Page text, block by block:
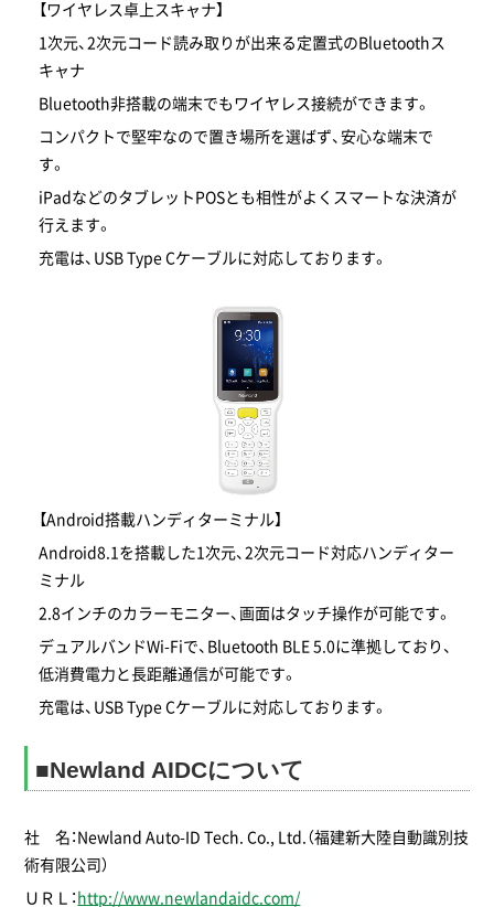
【ワイヤレス卓上スキャナ】
1次元、2次元コード読み取りが出来る定置式のBluetoothス
キャナ
Bluetooth非搭載の端末でもワイヤレス接続ができます。
コンパクトで堅牢なので置き場所を選ばず、安心な端末で
す。
iPadなどのタブレットPOSとも相性がよくスマートな決済が
行えます。
充電は、USB Type Cケーブルに対応しております。
【Android搭載ハンディターミナル】
Android8.1を搭載した1次元、2次元コード対応ハンディター
ミナル
2.8インチのカラーモニター、画面はタッチ操作が可能です。
デュアルバンドWi-Fiで、Bluetooth BLE 5.0に準拠しており、
低消費電力と長距離通信が可能です。
充電は、USB Type Cケーブルに対応しております。
■Newland AIDCについて
社 名：Newland Auto-ID Tech. Co., Ltd.（福建新大陸自動識別技
術有限公司）
ＵＲＬ： http://www.newlandaidc.com/